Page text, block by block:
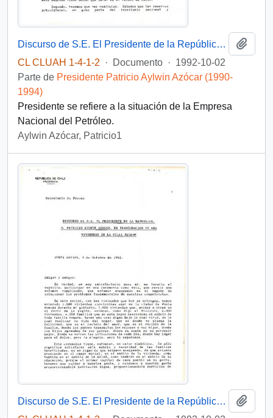
Discurso de S.E. El Presidente de la República D. Patricio Aylwin Azocar, en visita a la Empresa Nacional del Petróleo ENAP
CL CLUAH 1-4-1-2
· Documento · 1992-10-02
Parte de Presidente Patricio Aylwin Azócar (1990-
1994)
Presidente se refiere a la situación de la Empresa
Nacional del Petróleo.
Aylwin Azócar, Patricio1
Discurso de S.E. El Presidente de la República D. Patricio Aylwin Azocar, en inauguración de 400 viviendas en la Villa Selknam